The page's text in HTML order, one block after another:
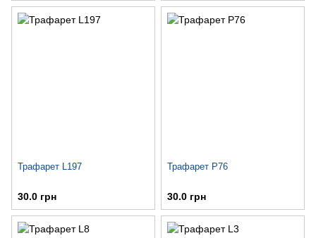
Трафарет L197
30.0 грн
Трафарет P76
30.0 грн